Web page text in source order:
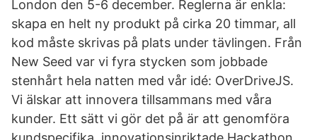
London den 5-6 december. Reglerna är enkla:
skapa en helt ny produkt på cirka 20 timmar, all
kod måste skrivas på plats under tävlingen. Från
New Seed var vi fyra stycken som jobbade
stenhårt hela natten med vår idé: OverDriveJS.
Vi älskar att innovera tillsammans med våra
kunder. Ett sätt vi gör det på är att genomföra